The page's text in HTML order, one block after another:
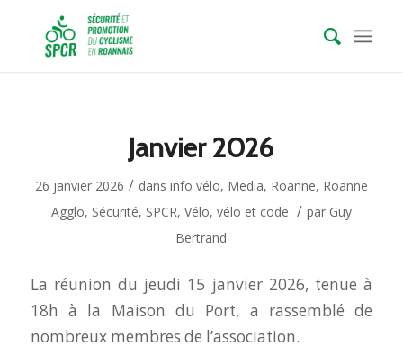
Janvier 2026
26 janvier 2026 / dans info vélo, Media, Roanne, Roanne
Agglo, Sécurité, SPCR, Vélo, vélo et code / par Guy
Bertrand
La réunion du jeudi 15 janvier 2026, tenue à
18h à la Maison du Port, a rassemblé de
nombreux membres de l’association.